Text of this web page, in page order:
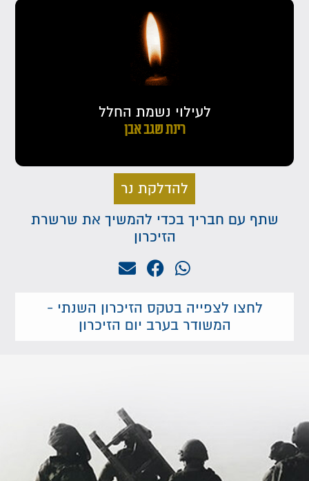
לעילוי נשמת החלל
רינת שגב אבן
להדלקת נר
שתף עם חבריך בכדי להמשיך את שרשרת
הזיכרון
לחצו לצפייה בטקס הזיכרון השנתי -
המשודר בערב יום הזיכרון